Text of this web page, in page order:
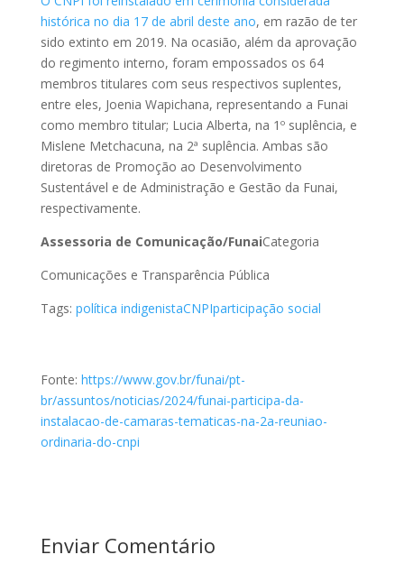
histórica no dia 17 de abril deste ano, em razão de ter
sido extinto em 2019. Na ocasião, além da aprovação
do regimento interno, foram empossados os 64
membros titulares com seus respectivos suplentes,
entre eles, Joenia Wapichana, representando a Funai
como membro titular; Lucia Alberta, na 1º suplência, e
Mislene Metchacuna, na 2ª suplência. Ambas são
diretoras de Promoção ao Desenvolvimento
Sustentável e de Administração e Gestão da Funai,
respectivamente.
Assessoria de Comunicação/FunaiCategoria
Comunicações e Transparência Pública
Tags: política indigenistaCNPIparticipação social
Fonte: https://www.gov.br/funai/pt-
br/assuntos/noticias/2024/funai-participa-da-
instalacao-de-camaras-tematicas-na-2a-reuniao-
ordinaria-do-cnpi
Enviar Comentário